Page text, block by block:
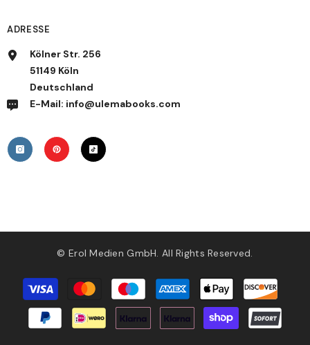
ADRESSE
Kölner Str. 256
51149 Köln
Deutschland
E-Mail: info@ulemabooks.com
© Erol Medien GmbH. All Rights Reserved.
Zahlungsmethoden